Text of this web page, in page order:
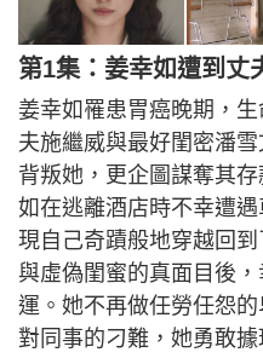
第1集：姜幸如遭到丈
姜幸如罹患胃癌晚期，
夫施繼威與最好閨密潘
背叛她，更企圖謀奪其
如在逃離酒店時不幸遭
現自己奇蹟般地穿越回
與虛偽閨蜜的真面目後
運。她不再做任勞任怨
對同事的刁難，她勇敢